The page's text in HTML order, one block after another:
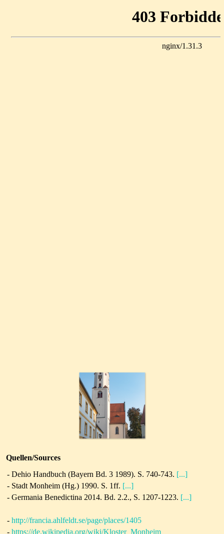
Quellen/Sources
- Dehio Handbuch (Bayern Bd. 3 1989). S. 740-743. [...]
- Stadt Monheim (Hg.) 1990. S. 1ff. [...]
- Germania Benedictina 2014. Bd. 2.2., S. 1207-1223. [...]
- http://francia.ahlfeldt.se/page/places/1405
- https://de.wikipedia.org/wiki/Kloster_Monheim